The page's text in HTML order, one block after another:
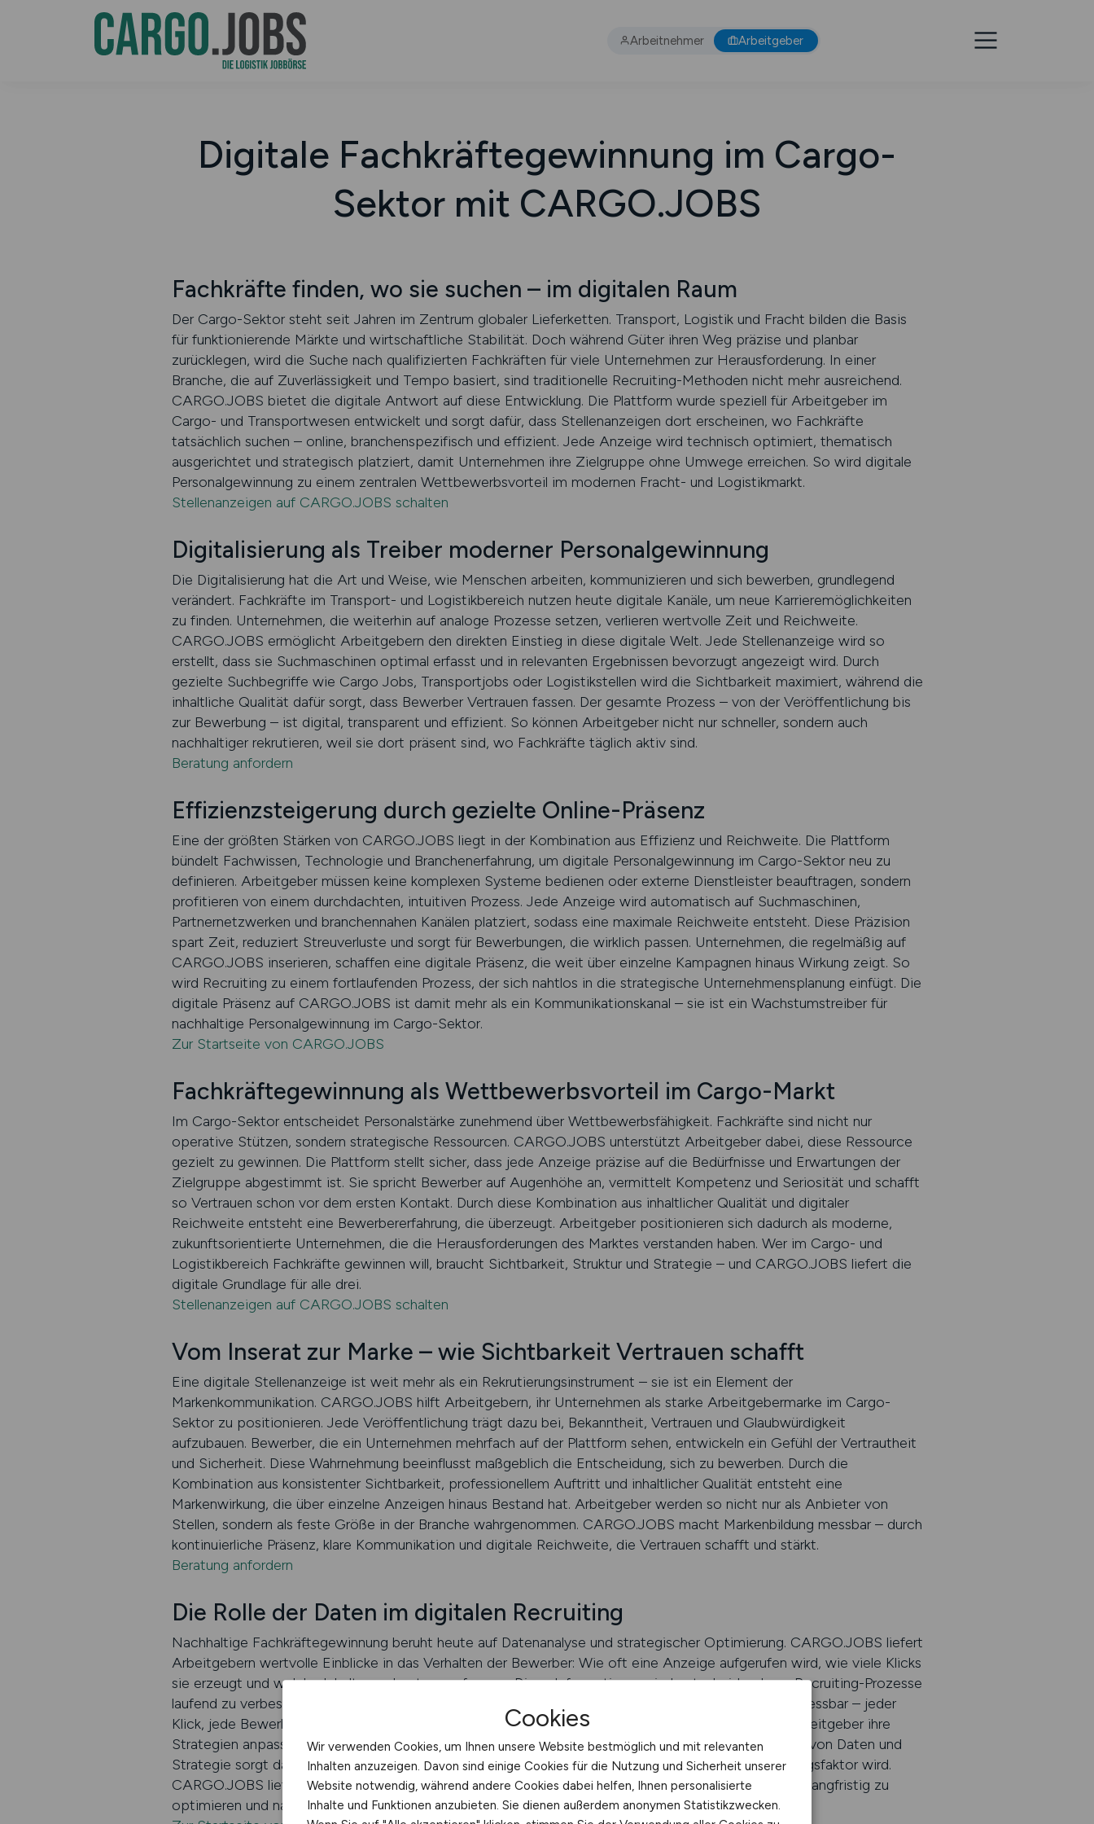
Arbeitnehmer Arbeitgeber
Digitale Fachkräftegewinnung im Cargo-
Sektor mit CARGO.JOBS
Fachkräfte finden, wo sie suchen – im digitalen Raum
Der Cargo-Sektor steht seit Jahren im Zentrum globaler Lieferketten. Transport, Logistik und Fracht bilden die Basis
für funktionierende Märkte und wirtschaftliche Stabilität. Doch während Güter ihren Weg präzise und planbar
zurücklegen, wird die Suche nach qualifizierten Fachkräften für viele Unternehmen zur Herausforderung. In einer
Branche, die auf Zuverlässigkeit und Tempo basiert, sind traditionelle Recruiting-Methoden nicht mehr ausreichend.
CARGO.JOBS bietet die digitale Antwort auf diese Entwicklung. Die Plattform wurde speziell für Arbeitgeber im
Cargo- und Transportwesen entwickelt und sorgt dafür, dass Stellenanzeigen dort erscheinen, wo Fachkräfte
tatsächlich suchen – online, branchenspezifisch und effizient. Jede Anzeige wird technisch optimiert, thematisch
ausgerichtet und strategisch platziert, damit Unternehmen ihre Zielgruppe ohne Umwege erreichen. So wird digitale
Personalgewinnung zu einem zentralen Wettbewerbsvorteil im modernen Fracht- und Logistikmarkt.
Stellenanzeigen auf CARGO.JOBS schalten
Digitalisierung als Treiber moderner Personalgewinnung
Die Digitalisierung hat die Art und Weise, wie Menschen arbeiten, kommunizieren und sich bewerben, grundlegend
verändert. Fachkräfte im Transport- und Logistikbereich nutzen heute digitale Kanäle, um neue Karrieremöglichkeiten
zu finden. Unternehmen, die weiterhin auf analoge Prozesse setzen, verlieren wertvolle Zeit und Reichweite.
CARGO.JOBS ermöglicht Arbeitgebern den direkten Einstieg in diese digitale Welt. Jede Stellenanzeige wird so
erstellt, dass sie Suchmaschinen optimal erfasst und in relevanten Ergebnissen bevorzugt angezeigt wird. Durch
gezielte Suchbegriffe wie Cargo Jobs, Transportjobs oder Logistikstellen wird die Sichtbarkeit maximiert, während die
inhaltliche Qualität dafür sorgt, dass Bewerber Vertrauen fassen. Der gesamte Prozess – von der Veröffentlichung bis
zur Bewerbung – ist digital, transparent und effizient. So können Arbeitgeber nicht nur schneller, sondern auch
nachhaltiger rekrutieren, weil sie dort präsent sind, wo Fachkräfte täglich aktiv sind.
Beratung anfordern
Effizienzsteigerung durch gezielte Online-Präsenz
Eine der größten Stärken von CARGO.JOBS liegt in der Kombination aus Effizienz und Reichweite. Die Plattform
bündelt Fachwissen, Technologie und Branchenerfahrung, um digitale Personalgewinnung im Cargo-Sektor neu zu
definieren. Arbeitgeber müssen keine komplexen Systeme bedienen oder externe Dienstleister beauftragen, sondern
profitieren von einem durchdachten, intuitiven Prozess. Jede Anzeige wird automatisch auf Suchmaschinen,
Partnernetzwerken und branchennahen Kanälen platziert, sodass eine maximale Reichweite entsteht. Diese Präzision
spart Zeit, reduziert Streuverluste und sorgt für Bewerbungen, die wirklich passen. Unternehmen, die regelmäßig auf
CARGO.JOBS inserieren, schaffen eine digitale Präsenz, die weit über einzelne Kampagnen hinaus Wirkung zeigt. So
wird Recruiting zu einem fortlaufenden Prozess, der sich nahtlos in die strategische Unternehmensplanung einfügt. Die
digitale Präsenz auf CARGO.JOBS ist damit mehr als ein Kommunikationskanal – sie ist ein Wachstumstreiber für
nachhaltige Personalgewinnung im Cargo-Sektor.
Zur Startseite von CARGO.JOBS
Fachkräftegewinnung als Wettbewerbsvorteil im Cargo-Markt
Im Cargo-Sektor entscheidet Personalstärke zunehmend über Wettbewerbsfähigkeit. Fachkräfte sind nicht nur
operative Stützen, sondern strategische Ressourcen. CARGO.JOBS unterstützt Arbeitgeber dabei, diese Ressource
gezielt zu gewinnen. Die Plattform stellt sicher, dass jede Anzeige präzise auf die Bedürfnisse und Erwartungen der
Zielgruppe abgestimmt ist. Sie spricht Bewerber auf Augenhöhe an, vermittelt Kompetenz und Seriosität und schafft
so Vertrauen schon vor dem ersten Kontakt. Durch diese Kombination aus inhaltlicher Qualität und digitaler
Reichweite entsteht eine Bewerbererfahrung, die überzeugt. Arbeitgeber positionieren sich dadurch als moderne,
zukunftsorientierte Unternehmen, die die Herausforderungen des Marktes verstanden haben. Wer im Cargo- und
Logistikbereich Fachkräfte gewinnen will, braucht Sichtbarkeit, Struktur und Strategie – und CARGO.JOBS liefert die
digitale Grundlage für alle drei.
Stellenanzeigen auf CARGO.JOBS schalten
Vom Inserat zur Marke – wie Sichtbarkeit Vertrauen schafft
Eine digitale Stellenanzeige ist weit mehr als ein Rekrutierungsinstrument – sie ist ein Element der
Markenkommunikation. CARGO.JOBS hilft Arbeitgebern, ihr Unternehmen als starke Arbeitgebermarke im Cargo-
Sektor zu positionieren. Jede Veröffentlichung trägt dazu bei, Bekanntheit, Vertrauen und Glaubwürdigkeit
aufzubauen. Bewerber, die ein Unternehmen mehrfach auf der Plattform sehen, entwickeln ein Gefühl der Vertrautheit
und Sicherheit. Diese Wahrnehmung beeinflusst maßgeblich die Entscheidung, sich zu bewerben. Durch die
Kombination aus konsistenter Sichtbarkeit, professionellem Auftritt und inhaltlicher Qualität entsteht eine
Markenwirkung, die über einzelne Anzeigen hinaus Bestand hat. Arbeitgeber werden so nicht nur als Anbieter von
Stellen, sondern als feste Größe in der Branche wahrgenommen. CARGO.JOBS macht Markenbildung messbar – durch
kontinuierliche Präsenz, klare Kommunikation und digitale Reichweite, die Vertrauen schafft und stärkt.
Beratung anfordern
Die Rolle der Daten im digitalen Recruiting
Nachhaltige Fachkräftegewinnung beruht heute auf Datenanalyse und strategischer Optimierung. CARGO.JOBS liefert
Arbeitgebern wertvolle Einblicke in das Verhalten der Bewerber: Wie oft eine Anzeige aufgerufen wird, wie viele Klicks
sie erzeugt und welche Inhalte am besten performen. Diese Informationen sind entscheidend, um Recruiting-Prozesse
laufend zu verbessern und Budgets effizient einzusetzen. Die Plattform macht Personalgewinnung messbar – jeder
Klick, jede Bewerbung und jede Conversion wird transparent dargestellt. Auf dieser Basis können Arbeitgeber ihre
Strategien anpassen, Kampagnen gezielt ausrichten und Ergebnisse präzise steuern. Die Verbindung von Daten und
Strategie sorgt dafür, dass Fachkräftegewinnung kein Zufall bleibt, sondern zu einem planbaren Erfolgsfaktor wird.
CARGO.JOBS liefert nicht nur Reichweite, sondern Erkenntnisse, die helfen, den Recruiting-Prozess langfristig zu
optimieren und nachhaltige Ergebnisse zu erzielen.
Cookies
Wir verwenden Cookies, um Ihnen unsere Website bestmöglich und mit relevanten
Inhalten anzuzeigen. Davon sind einige Cookies für die Nutzung und Sicherheit unserer
Website notwendig, während andere Cookies dabei helfen, Ihnen personalisierte
Inhalte und Funktionen anzubieten. Sie dienen außerdem anonymen Statistikzwecken.